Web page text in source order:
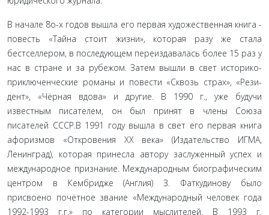
В начале 8о-х годов вышла его первая художественная книга -
повесть «Тайна стоит жизни», которая разу же стала
бестселлером, в последующем переиздавалась более 15 раз у
нас в стране и за рубежом. Затем вышли в свет историко-
приключенческие романы и повести «Сквозь страх», «Рези­
дент», «Чёрная вдова» и другие. В 1990 г., уже будучи
известным писателем, он был принят в члены Союза
писателей СССР.В 1991 году вышла в свет его первая книга
афоризмов «Откровения ХХ века» (Издательство ИГМА,
Ленинград), которая принесла автору заслуженный успех и
международное признание. Международным биографическим
центром в Кембридже (Англия) З. Фаткудинову было
присвоено почётное звание «Международный человек года
1992-1993 г.г.» по категории мыслите­лей. В 1993 г.